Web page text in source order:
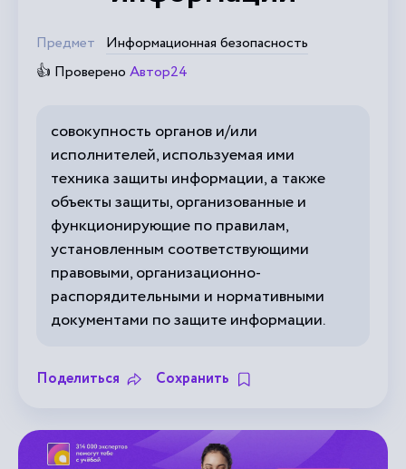
Предмет
Информационная безопасность
👍 Проверено Автор24
совокупность органов и/или
исполнителей, используемая ими
техника защиты информации, а также
объекты защиты, организованные и
функционирующие по правилам,
установленным соответствующими
правовыми, организационно-
распорядительными и нормативными
документами по защите информации.
Поделиться Сохранить